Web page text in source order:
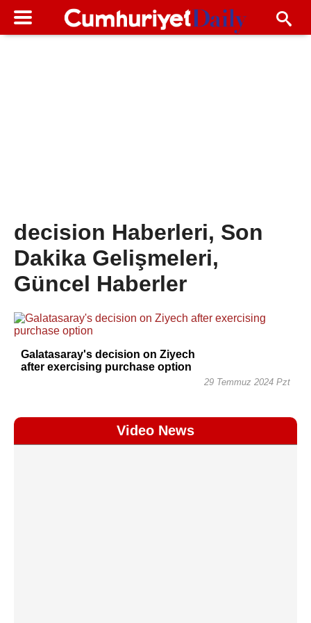
decision Haberleri, Son
Dakika Gelişmeleri,
Güncel Haberler
Galatasaray's decision on Ziyech
after exercising purchase option
29 Temmuz 2024 Pzt
Video News